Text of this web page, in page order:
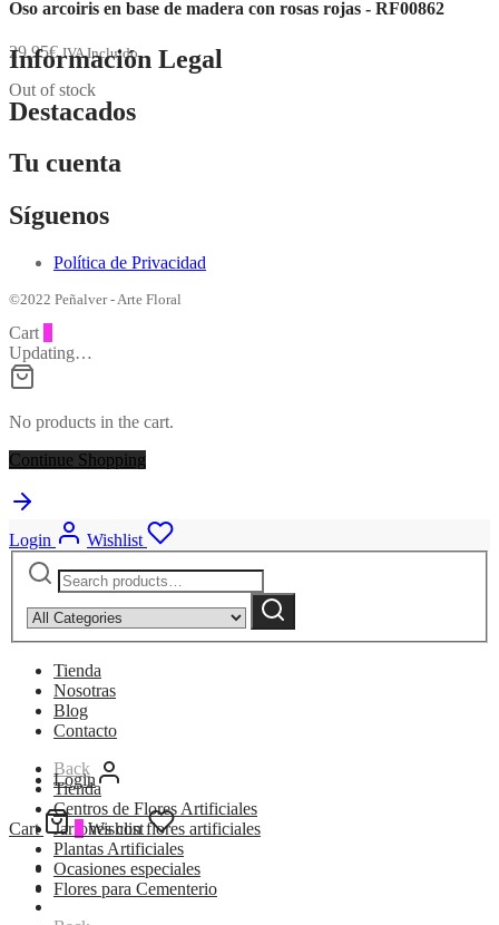
Oso arcoiris en base de madera con rosas rojas - RF00862
29,95€ IVA Incluido
Out of stock
Información Legal
Destacados
Tu cuenta
Síguenos
Política de Privacidad
©2022 Peñalver - Arte Floral
Cart
Updating…
No products in the cart.
Continue Shopping
Login
Wishlist
Search
for:
category:
Search
Tienda
Nosotras
Blog
Contacto
Back
Tienda
Centros de Flores Artificiales
Jarrones con flores artificiales
Plantas Artificiales
Ocasiones especiales
Flores para Cementerio
Login
Cart Wishlist